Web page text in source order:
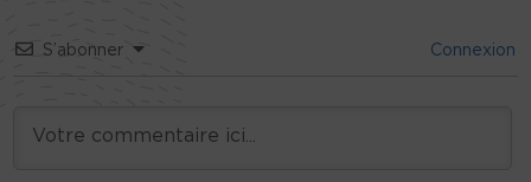
S’abonner Connexion